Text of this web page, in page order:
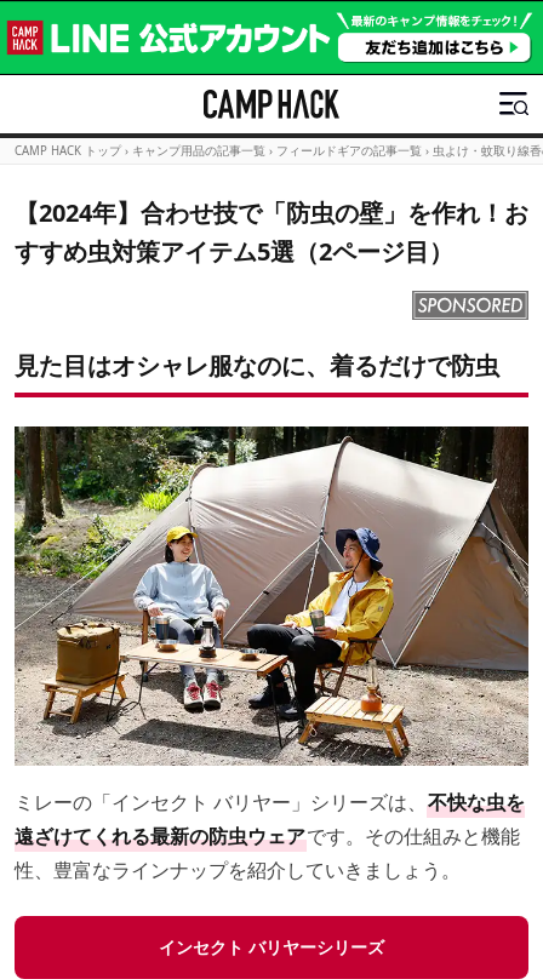
CAMP HACK トップ › キャンプ用品の記事一覧 › フィールドギアの記事一覧 › 虫よけ・蚊取り線
【2024年】合わせ技で「防虫の壁」を作れ！お
すすめ虫対策アイテム5選（2ページ目）
見た目はオシャレ服なのに、着るだけで防虫
ミレーの「インセクト バリヤー」シリーズは、 不快な虫を
遠ざけてくれる最新の防虫ウェアです。その仕組みと機能
性、豊富なラインナップを紹介していきましょう。
インセクト バリヤーシリーズ